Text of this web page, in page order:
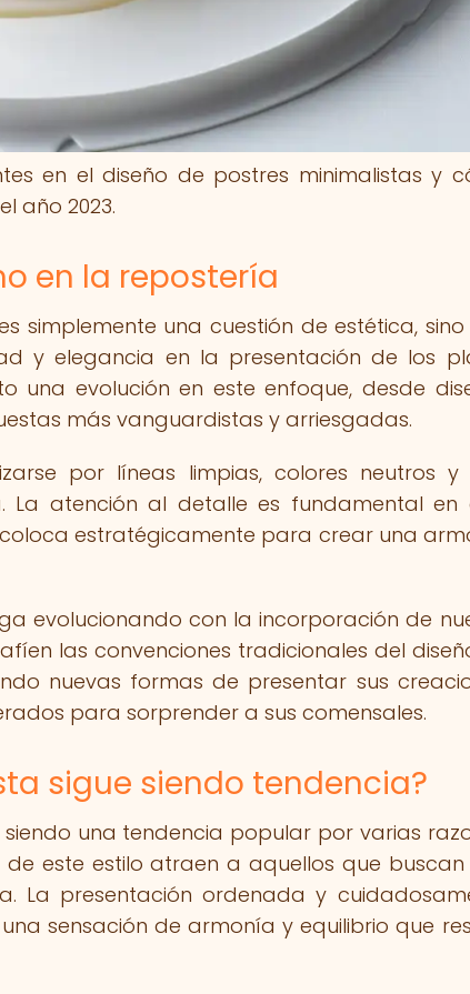
en el diseño de postres minimalistas y
año 2023.
en la repostería
simplemente una cuestión de estética,
y elegancia en la presentación de los
una evolución en este enfoque, desde
más vanguardistas y arriesgadas.
por líneas limpias, colores neutros y
La atención al detalle es fundamental en
estratégicamente para crear una
evolucionando con la incorporación de
las convenciones tradicionales del
nuevas formas de presentar sus
para sorprender a sus comensales.
sigue siendo tendencia?
una tendencia popular por varias
este estilo atraen a aquellos que buscan
La presentación ordenada y
sensación de armonía y equilibrio que